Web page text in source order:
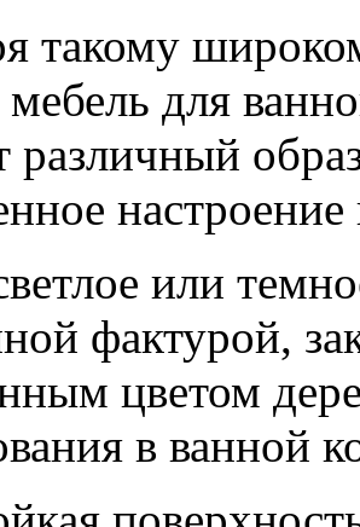
такому
мебель для
различный
или
фактурой,
цветом
в ванной